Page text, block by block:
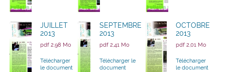
JUILLET
2013
pdf 2,98 Mo
Télécharger
le document
SEPTEMBRE
2013
pdf 2,41 Mo
Télécharger le
document
OCTOBRE
2013
pdf 2,01 Mo
Télécharger
le document